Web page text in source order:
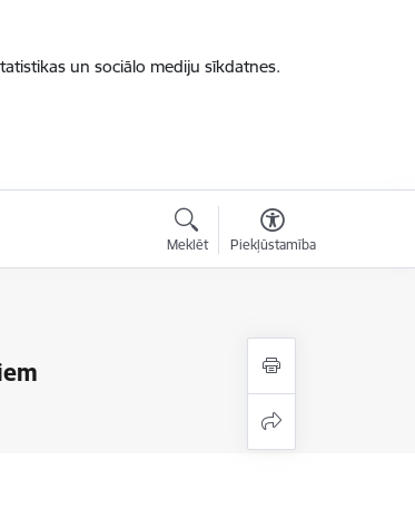
un sociālo mediju sīkdatnes.
Meklēt Piekļūstamība